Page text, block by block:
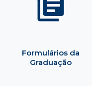
Formulários da
Graduação